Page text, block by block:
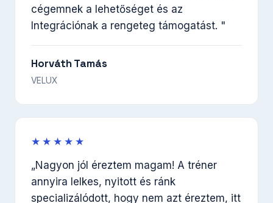
cégemnek a lehetőséget és az
Integrációnak a rengeteg támogatást. "
Horváth Tamás
VELUX
★★★★★
„Nagyon jól éreztem magam! A tréner
annyira lelkes, nyitott és ránk
specializálódott, hogy nem azt éreztem, itt